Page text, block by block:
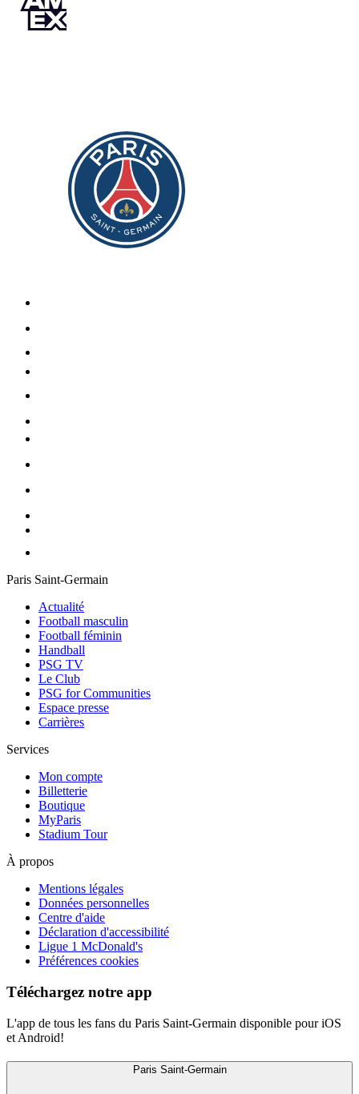
Paris Saint-Germain
Actualité
Football masculin
Football féminin
Handball
PSG TV
Le Club
PSG for Communities
Espace presse
Carrières
Services
Mon compte
Billetterie
Boutique
MyParis
Stadium Tour
À propos
Mentions légales
Données personnelles
Centre d'aide
Déclaration d'accessibilité
Ligue 1 McDonald's
Préférences cookies
Téléchargez notre app
L'app de tous les fans du Paris Saint-Germain disponible pour iOS
et Android!
Paris Saint-Germain